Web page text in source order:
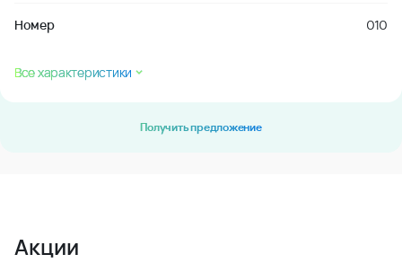
Номер 010
Все характеристики
Получить предложение
Акции